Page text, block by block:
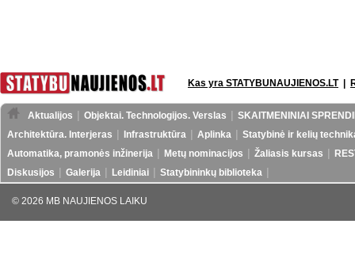
Kas yra STATYBUNAUJIENOS.LT|
Aktualijos Objektai. Technologijos. Verslas
SKAITMENINIAI
Architektūra. Interjeras
Infrastruktūra Aplinka
Statybinė ir kelių
Automatika, pramonės inžinerija
Metų nominacijos Žaliasis kursas
Diskusijos
Galerija Leidiniai Statybininkų biblioteka
© 2026 MB NAUJIENOS LAIKU